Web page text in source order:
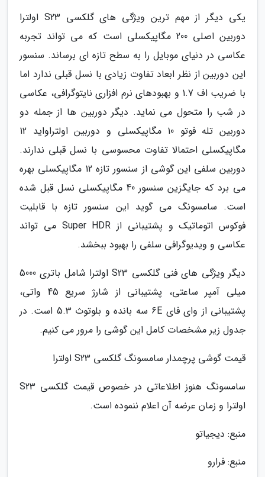
یکی دیگر از مهم ترین ویژگی های گلکسی S23 اولترا
دوربین اصلی 200 مگاپیکسلی است که می تواند تجربه
عکاسی در دنیای موبایل را به سطح تازه ای برساند. سنسور
این دوربین از نظر ابعاد تفاوت زیادی با نسل قبلی ندارد اما
با ضریب اف 1.7 و بهبودهای نرم افزاری نایتوگرافی، عکاسی
در شب را متحول می نماید. دیگر دوربین ها از جمله دو
دوربین تله فوتو 10 مگاپیکسلی و دوربین اولتراواید 12
مگاپیکسلی احتمالا تفاوت محسوسی با نسل قبلی ندارند.
دوربین سلفی این گوشی از سنسور تازه 12 مگاپیکسلی بهره
می برد که جایگزین سنسور 40 مگاپیکسلی نسل قبل شده
است. سامسونگ می گوید این سنسور تازه با قابلیت
فوکوس اتوماتیک و پشتیبانی از Super HDR می تواند
عکاسی و ویدیوگرافی سلفی را بهبود ببخشد.
دیگر ویژگی های فنی گلکسی S23 اولترا شامل باتری 5000
میلی آمپر ساعتی، پشتیبانی از شارژ سریع 45 واتی،
پشتیبانی از وای فای 6E سه بانده و بلوتوث 5.3 است. در
جدول زیر مشخصات کامل این گوشی را مرور می کنیم.
قیمت گوشی پرچمدار سامسونگ گلکسی S23 اولترا
سامسونگ هنوز اطلاعاتی در خصوص قیمت گلکسی S23
اولترا و زمان عرضه آن اعلام ننموده است.
منبع: دیجیاتو
منبع: فرارو